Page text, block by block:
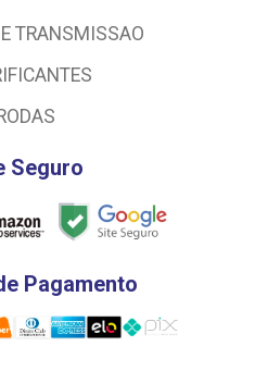
TRANSMISSAO
Seguro
Pagamento